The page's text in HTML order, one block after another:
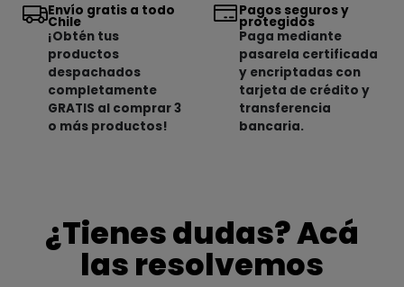
Envío gratis a todo
Chile
¡Obtén tus
productos
despachados
completamente
GRATIS al comprar 3
o más productos!
Pagos seguros y
protegidos
Paga mediante
pasarela certificada
y encriptadas con
tarjeta de crédito y
transferencia
bancaria.
¿Tienes dudas? Acá
las resolvemos